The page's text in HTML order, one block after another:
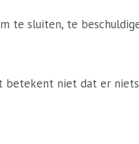
te sluiten, te
betekent niet dat er